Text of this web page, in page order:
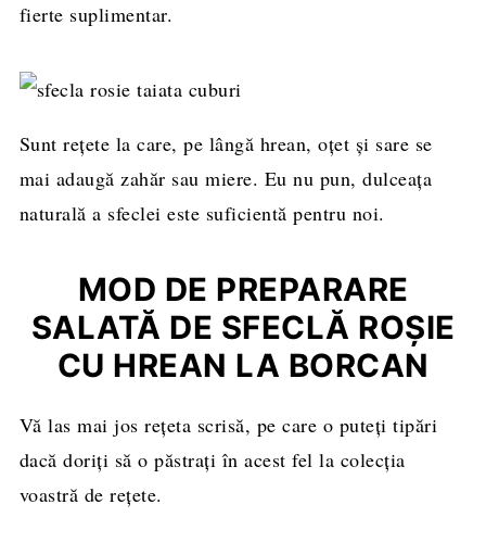
fierte suplimentar.
Sunt reţete la care, pe lângă hrean, oţet şi sare se
mai adaugă zahăr sau miere. Eu nu pun, dulceaţa
naturală a sfeclei este suficientă pentru noi.
MOD DE PREPARARE
SALATĂ DE SFECLĂ ROŞIE
CU HREAN LA BORCAN
Vă las mai jos rețeta scrisă, pe care o puteți tipări
dacă doriți să o păstrați în acest fel la colecția
voastră de rețete.